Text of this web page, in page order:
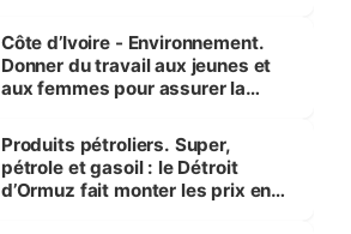
Côte d’Ivoire - Environnement.
Donner du travail aux jeunes et
aux femmes pour assurer la
menacées
Produits pétroliers. Super,
pétrole et gasoil : le Détroit
d’Ormuz fait monter les prix en